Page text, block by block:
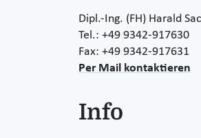
Dipl.-Ing. (FH) Harald
Tel.: +49 9342-917630
Fax: +49 9342-917631
Per Mail kontaktieren
Info